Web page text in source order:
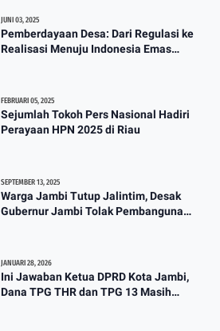
JUNI 03, 2025
Pemberdayaan Desa: Dari Regulasi ke
Realisasi Menuju Indonesia Emas
FEBRUARI 05, 2025
Sejumlah Tokoh Pers Nasional Hadiri
Perayaan HPN 2025 di Riau
SEPTEMBER 13, 2025
Warga Jambi Tutup Jalintim, Desak
Gubernur Jambi Tolak Pembangunan
JANUARI 28, 2026
Ini Jawaban Ketua DPRD Kota Jambi,
Dana TPG THR dan TPG 13 Masih